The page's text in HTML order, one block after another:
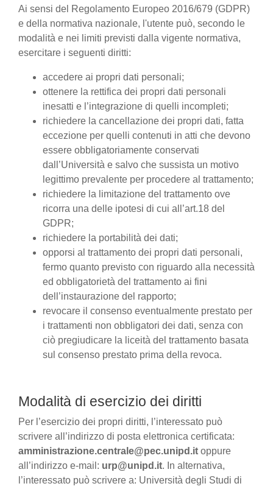
Ai sensi del Regolamento Europeo 2016/679 (GDPR)
e della normativa nazionale, l'utente può, secondo le
modalità e nei limiti previsti dalla vigente normativa,
esercitare i seguenti diritti:
accedere ai propri dati personali;
ottenere la rettifica dei propri dati personali
inesatti e l’integrazione di quelli incompleti;
richiedere la cancellazione dei propri dati, fatta
eccezione per quelli contenuti in atti che devono
essere obbligatoriamente conservati
dall’Università e salvo che sussista un motivo
legittimo prevalente per procedere al trattamento;
richiedere la limitazione del trattamento ove
ricorra una delle ipotesi di cui all’art.18 del
GDPR;
richiedere la portabilità dei dati;
opporsi al trattamento dei propri dati personali,
fermo quanto previsto con riguardo alla necessità
ed obbligatorietà del trattamento ai fini
dell’instaurazione del rapporto;
revocare il consenso eventualmente prestato per
i trattamenti non obbligatori dei dati, senza con
ciò pregiudicare la liceità del trattamento basata
sul consenso prestato prima della revoca.
Modalità di esercizio dei diritti
Per l’esercizio dei propri diritti, l’interessato può
scrivere all’indirizzo di posta elettronica certificata:
amministrazione.centrale@pec.unipd.it oppure
all’indirizzo e-mail: urp@unipd.it. In alternativa,
l’interessato può scrivere a: Università degli Studi di